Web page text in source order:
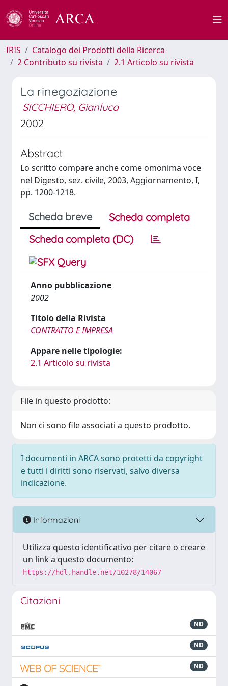
IRIS
Catalogo dei Prodotti della Ricerca
2 Contributo su rivista
2.1 Articolo su rivista
La rinegoziazione
SICCHIERO, Gianluca
2002
Abstract
Lo scritto compare anche come omonima voce
nel Digesto, sez. civile, 2003, Aggiornamento, I,
pp. 1200-1218.
Scheda breve
Scheda completa
Scheda completa (DC)
Anno pubblicazione
2002
Titolo della Rivista
CONTRATTO E IMPRESA
Appare nelle tipologie:
2.1 Articolo su rivista
File in questo prodotto:
Non ci sono file associati a questo prodotto.
I documenti in ARCA sono protetti da copyright
e tutti i diritti sono riservati, salvo diversa
indicazione.
Informazioni
Utilizza questo identificativo per citare o creare
un link a questo documento:
https://hdl.handle.net/10278/14067
Citazioni
ND
ND
ND